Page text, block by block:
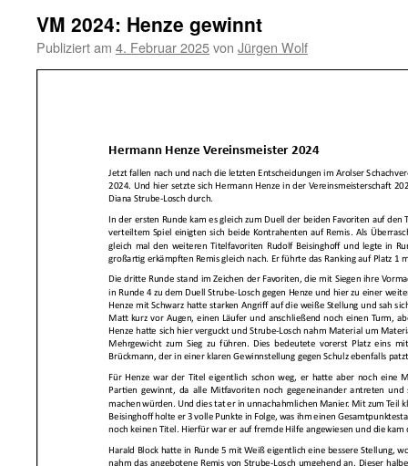
VM 2024: Henze gewinnt
Publiziert am 4. Februar 2025von Jürgen Wolf